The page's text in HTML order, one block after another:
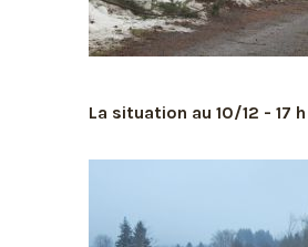
La situation au 10/12 - 17